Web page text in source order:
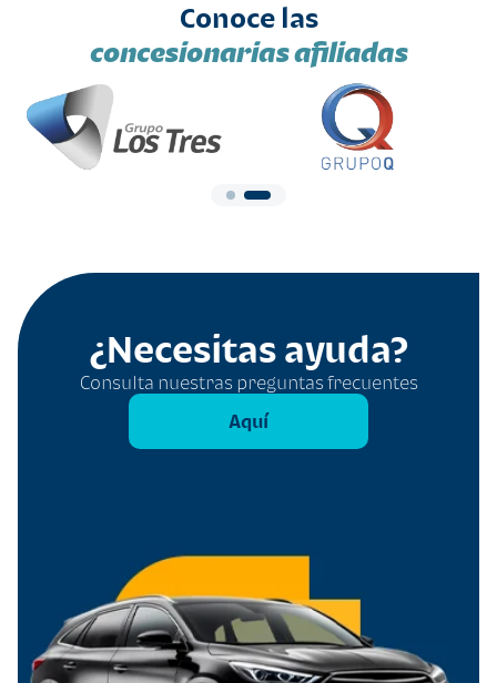
Conoce las
concesionarias afiliadas
¿Necesitas ayuda?
Consulta nuestras preguntas frecuentes
Aquí